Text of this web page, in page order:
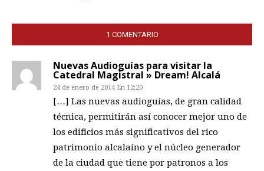
1 COMENTARIO
Nuevas Audioguías para visitar la
Catedral Magistral » Dream! Alcalá
24 de enero de 2014 En 12:20
[…] Las nuevas audioguías, de gran calidad
técnica, permitirán así conocer mejor uno de
los edificios más significativos del rico
patrimonio alcalaíno y el núcleo generador
de la ciudad que tiene por patronos a los